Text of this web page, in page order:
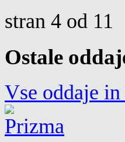
stran 4 od 11
Ostale
Vse oddaje